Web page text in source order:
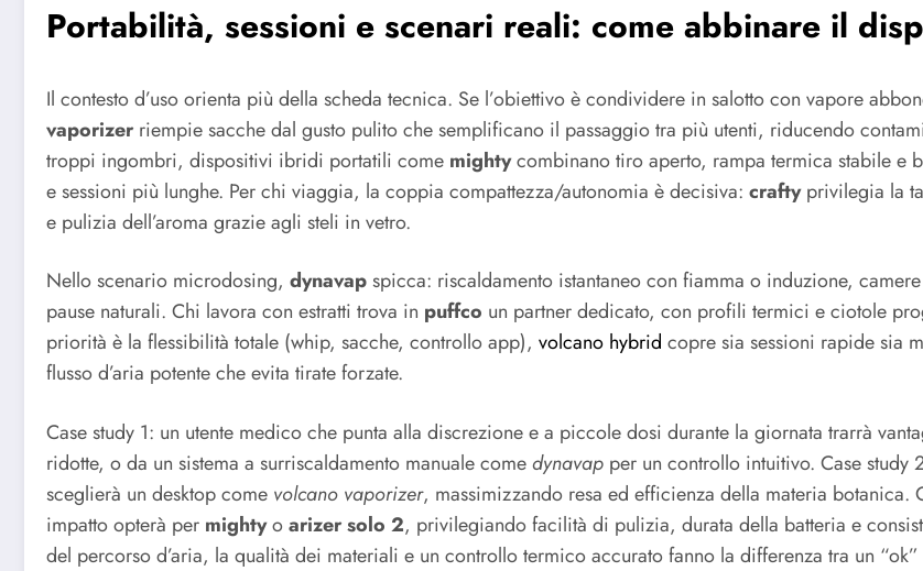
Portabilità, sessioni e scenari reali: come abbinare il
Il contesto d’uso orienta più della scheda tecnica. Se l’obiettivo è condividere in salotto con vapore
vaporizer riempie sacche dal gusto pulito che semplificano il passaggio tra più utenti, riducendo
troppi ingombri, dispositivi ibridi portatili come mightycombinano tiro aperto, rampa termica stabile e
e sessioni più lunghe. Per chi viaggia, la coppia compattezza/autonomia è decisiva: craftyprivilegia la
e pulizia dell’aroma grazie agli steli in vetro.
Nello scenario microdosing, dynavapspicca: riscaldamento istantaneo con fiamma o induzione,
pause naturali. Chi lavora con estratti trova in puffco un partner dedicato, con profili termici e ciotole
priorità è la flessibilità totale (whip, sacche, controllo app), volcano hybrid copre sia sessioni rapide sia
flusso d’aria potente che evita tirate forzate.
Case study 1: un utente medico che punta alla discrezione e a piccole dosi durante la giornata trarrà
ridotte, o da un sistema a surriscaldamento manuale comedynavap per un controllo intuitivo. Case
sceglierà un desktop come volcano vaporizer, massimizzando resa ed efficienza della materia
impatto opterà per mightyoarizer solo 2, privilegiando facilità di pulizia, durata della batteria e
del percorso d’aria, la qualità dei materiali e un controllo termico accurato fanno la differenza tra un “ok”